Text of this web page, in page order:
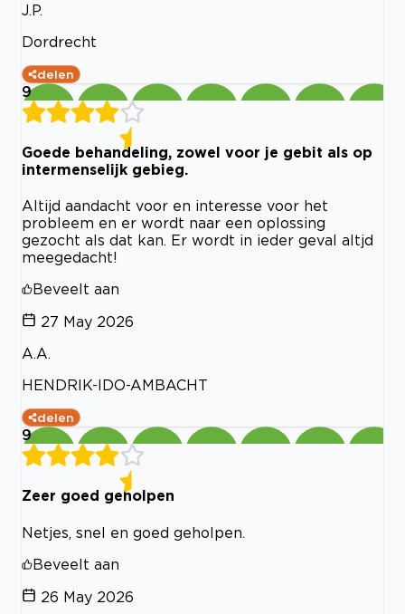
J.P.
Dordrecht
delen
9
Goede behandeling, zowel voor je gebit als op
intermenselijk gebieg.
Altijd aandacht voor en interesse voor het
probleem en er wordt naar een oplossing
gezocht als dat kan. Er wordt in ieder geval altjd
meegedacht!
Beveelt aan
27 May 2026
A.A.
HENDRIK-IDO-AMBACHT
delen
9
Zeer goed geholpen
Netjes, snel en goed geholpen.
Beveelt aan
26 May 2026